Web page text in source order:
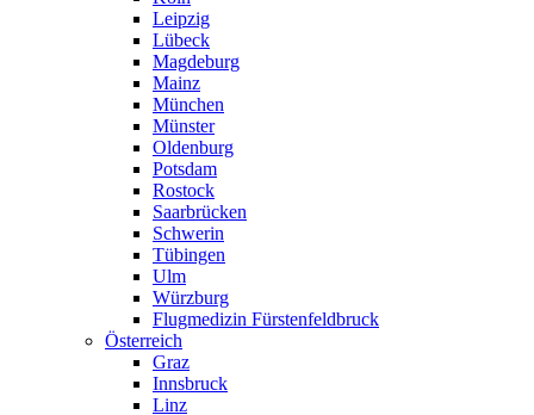
Leipzig
Lübeck
Magdeburg
Mainz
München
Münster
Oldenburg
Potsdam
Rostock
Saarbrücken
Schwerin
Tübingen
Ulm
Würzburg
Flugmedizin Fürstenfeldbruck
Österreich
Graz
Innsbruck
Linz